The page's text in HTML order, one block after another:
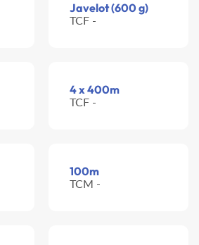
Javelot (600 g)
TCF -
4 x 400m
TCF -
100m
TCM -